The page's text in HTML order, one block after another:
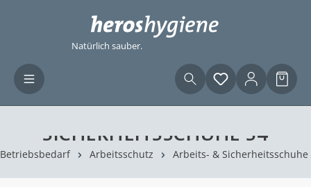
Zum Hauptinhalt springen
Natürlich sauber.
Du hast 0
SICHERHEITSSCHUHE S4
Betriebsbedarf Arbeitsschutz Arbeits- & Sicherheitsschuhe